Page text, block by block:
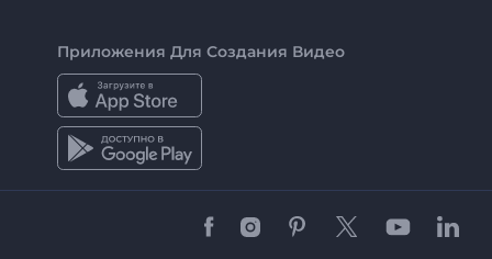
Приложения Для Создания Видео